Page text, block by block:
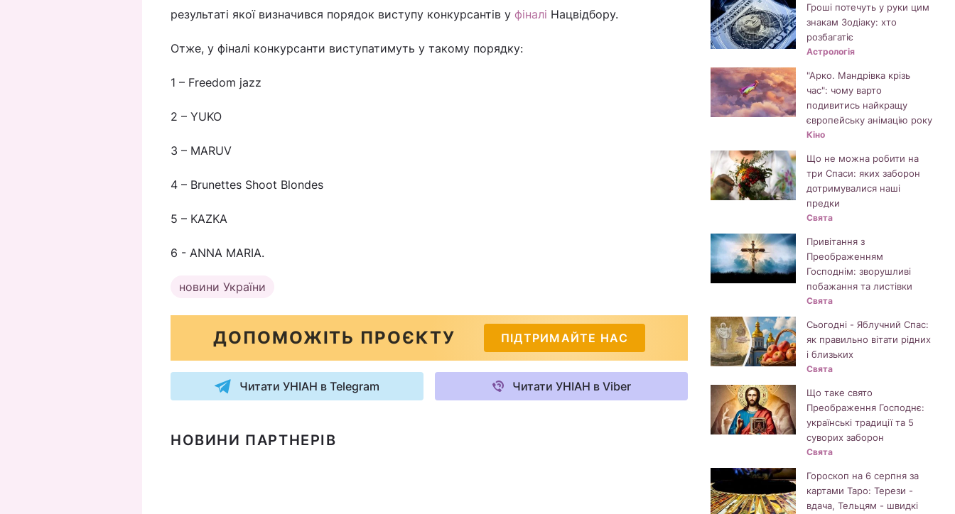
результаті якої визначився порядок виступу конкурсантів у фіналі Нацвідбору.
Отже, у фіналі конкурсанти виступатимуть у такому порядку:
1 – Freedom jazz
2 – YUKO
3 – MARUV
4 – Brunettes Shoot Blondes
5 – KAZKA
6 - ANNA MARIA.
новини України
ДОПОМОЖІТЬ ПРОЄКТУ ПІДТРИМАЙТЕ НАС
Читати УНІАН в Telegram Читати УНІАН в Viber
НОВИНИ ПАРТНЕРІВ
Гроші потечуть у руки цим
знакам Зодіаку: хто
розбагатіє
Астрологія
"Арко. Мандрівка крізь
час": чому варто
подивитись найкращу
європейську анімацію року
Кіно
Що не можна робити на
три Спаси: яких заборон
дотримувалися наші
предки
Свята
Привітання з
Преображенням
Господнім: зворушливі
побажання та листівки
Свята
Сьогодні - Яблучний Спас:
як правильно вітати рідних
і близьких
Свята
Що таке свято
Преображення Господнє:
українські традиції та 5
суворих заборон
Свята
Гороскоп на 6 серпня за
картами Таро: Терези -
вдача, Тельцям - швидкі